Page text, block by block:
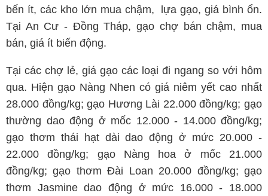
bến ít, các kho lớn mua chậm, lựa gạo, giá bình ổn.
Tại An Cư - Đồng Tháp, gạo chợ bán chậm, mua
bán, giá ít biến động.
Tại các chợ lẻ, giá gạo các loại đi ngang so với hôm
qua. Hiện gạo Nàng Nhen có giá niêm yết cao nhất
28.000 đồng/kg; gạo Hương Lài 22.000 đồng/kg; gạo
thường dao động ở mốc 12.000 - 14.000 đồng/kg;
gạo thơm thái hạt dài dao động ở mức 20.000 -
22.000 đồng/kg; gạo Nàng hoa ở mốc 21.000
đồng/kg; gạo thơm Đài Loan 20.000 đồng/kg; gạo
thơm Jasmine dao động ở mức 16.000 - 18.000